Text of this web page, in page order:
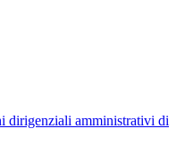
dirigenziali amministrativi di